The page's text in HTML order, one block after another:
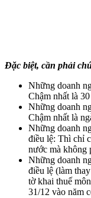
Đặc biệt, cần phải
Những doanh
Chậm nhất là
Những doanh
Chậm nhất là
Những doanh
điều lệ: Thì chỉ
nước mà không
Những doanh
điều lệ (làm
tờ khai thuế
31/12 vào năm